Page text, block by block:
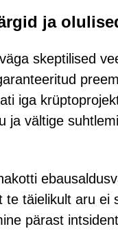
ja
skeptilised
iga
ja vältige
te täielikult aru
pärast